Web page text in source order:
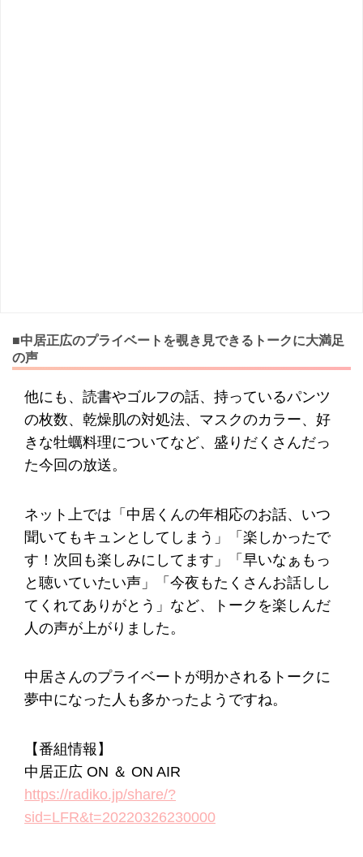
■中居正広のプライベートを覗き見できるトークに大満足
の声
他にも、読書やゴルフの話、持っているパンツ
の枚数、乾燥肌の対処法、マスクのカラー、好
きな牡蠣料理についてなど、盛りだくさんだっ
た今回の放送。
ネット上では「中居くんの年相応のお話、いつ
聞いてもキュンとしてしまう」「楽しかったで
す！次回も楽しみにしてます」「早いなぁもっ
と聴いていたい声」「今夜もたくさんお話しし
てくれてありがとう」など、トークを楽しんだ
人の声が上がりました。
中居さんのプライベートが明かされるトークに
夢中になった人も多かったようですね。
【番組情報】
中居正広 ON ＆ ON AIR
https://radiko.jp/share/?
sid=LFR&t=20220326230000